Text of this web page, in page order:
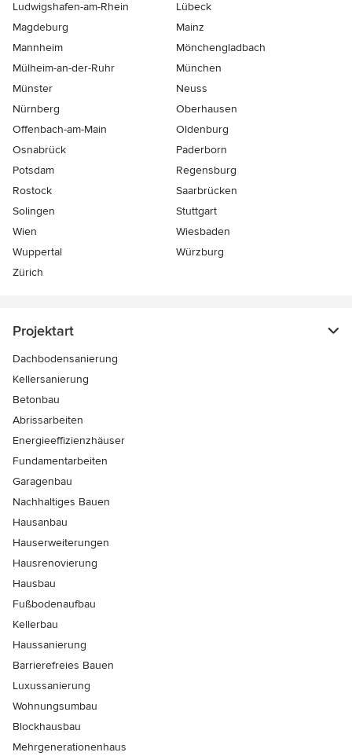
Ludwigshafen-am-Rhein
Lübeck
Magdeburg
Mainz
Mannheim
Mönchen­gladbach
Mülheim-an-der-Ruhr
München
Münster
Neuss
Nürnberg
Oberhausen
Offenbach-am-Main
Oldenburg
Osnabrück
Paderborn
Potsdam
Regensburg
Rostock
Saarbrücken
Solingen
Stuttgart
Wien
Wiesbaden
Wuppertal
Würzburg
Zürich
Projektart
Dachbodensanierung
Kellersanierung
Betonbau
Abrissarbeiten
Energieeffizienzhäuser
Fundamentarbeiten
Garagenbau
Nachhaltiges Bauen
Hausanbau
Hauserweiterungen
Hausrenovierung
Hausbau
Fußbodenaufbau
Kellerbau
Haussanierung
Barrierefreies Bauen
Luxussanierung
Wohnungsumbau
Blockhausbau
Mehrgenerationenhaus